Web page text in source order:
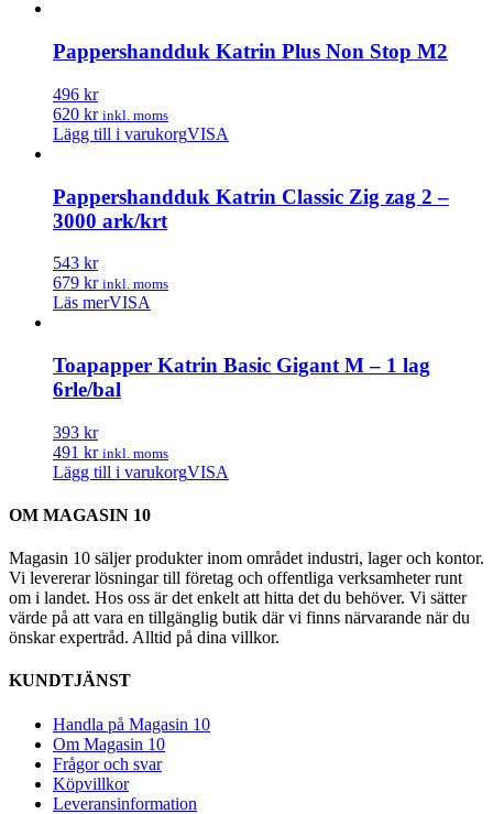
Pappershandduk Katrin Plus Non Stop M2
496 kr
620 kr inkl. moms
Lägg till i varukorgVISA
Pappershandduk Katrin Classic Zig zag 2 –
3000 ark/krt
543 kr
679 kr inkl. moms
Läs merVISA
Toapapper Katrin Basic Gigant M – 1 lag
6rle/bal
393 kr
491 kr inkl. moms
Lägg till i varukorgVISA
OM MAGASIN 10
Magasin 10 säljer produkter inom området industri, lager och kontor.
Vi levererar lösningar till företag och offentliga verksamheter runt
om i landet. Hos oss är det enkelt att hitta det du behöver. Vi sätter
värde på att vara en tillgänglig butik där vi finns närvarande när du
önskar expertråd. Alltid på dina villkor.
KUNDTJÄNST
Handla på Magasin 10
Om Magasin 10
Frågor och svar
Köpvillkor
Leveransinformation